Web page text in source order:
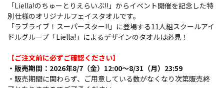
「Liella!のちゅーとりえらいぶ!!」からイベント開催を記念した特
別仕様のオリジナルフェイスタオルです。
「ラブライブ！スーパースター!!」に登場する11人組スクールアイ
ドルグループ「Liella!」によるデザインのタオルは必見！
【ご注文前に必ずご確認ください】
・販売期間：2026年8/7（金）12:00～8/31（月）23:59
・販売期間に関わらず、ご用意している数がなくなり次第販売終